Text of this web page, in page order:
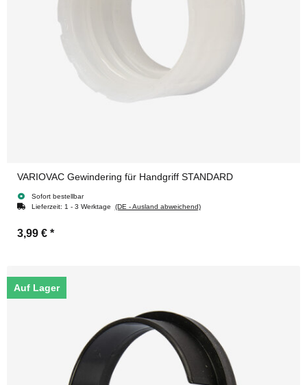
VARIOVAC Gewindering für Handgriff STANDARD
Sofort bestellbar
Lieferzeit: 1 - 3 Werktage (DE - Ausland abweichend)
3,99 € *
Auf Lager